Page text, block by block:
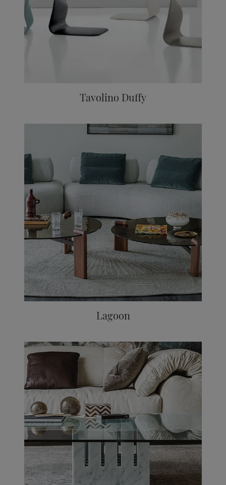
Tavolino Duffy
Lagoon